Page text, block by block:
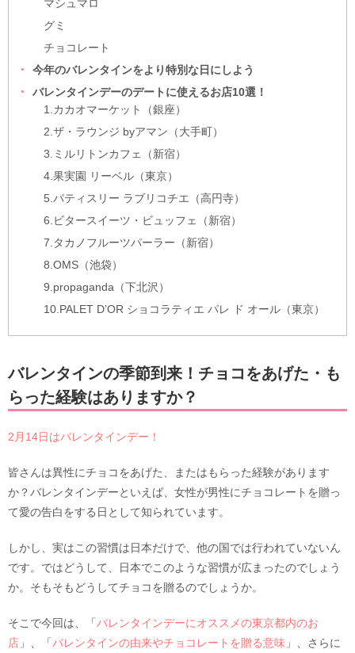
マシュマロ
グミ
チョコレート
今年のバレンタインをより特別な日にしよう
バレンタインデーのデートに使えるお店10選！
1.カカオマーケット（銀座）
2.ザ・ラウンジ byアマン（大手町）
3.ミルリトンカフェ（新宿）
4.果実園 リーベル（東京）
5.パティスリー ラブリコチエ（高円寺）
6.ビタースイーツ・ビュッフェ（新宿）
7.タカノフルーツパーラー（新宿）
8.OMS（池袋）
9.propaganda（下北沢）
10.PALET D’OR ショコラティエ パレ ド オール（東京）
バレンタインの季節到来！チョコをあげた・も
らった経験はありますか？
2月14日はバレンタインデー！
皆さんは異性にチョコをあげた、またはもらった経験があります
か？バレンタインデーといえば、女性が男性にチョコレートを贈っ
て愛の告白をする日として知られています。
しかし、実はこの習慣は日本だけで、他の国では行われていないん
です。ではどうして、日本でこのような習慣が広まったのでしょう
か。そもそもどうしてチョコを贈るのでしょうか。
そこで今回は、「 バレンタインデーにオススメの東京都内のお
店 」、「 バレンタインの由来やチョコレートを贈る意味 」、さらに